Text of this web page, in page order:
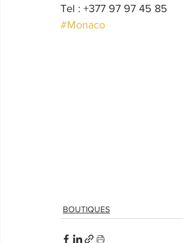
Tel : +377 97 97 45 85
#Monaco
BOUTIQUES